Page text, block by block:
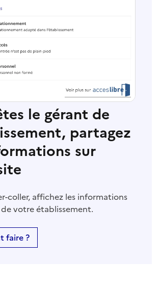
le gérant de
partagez
sur
coller, affichez les informations
votre établissement.
faire ?